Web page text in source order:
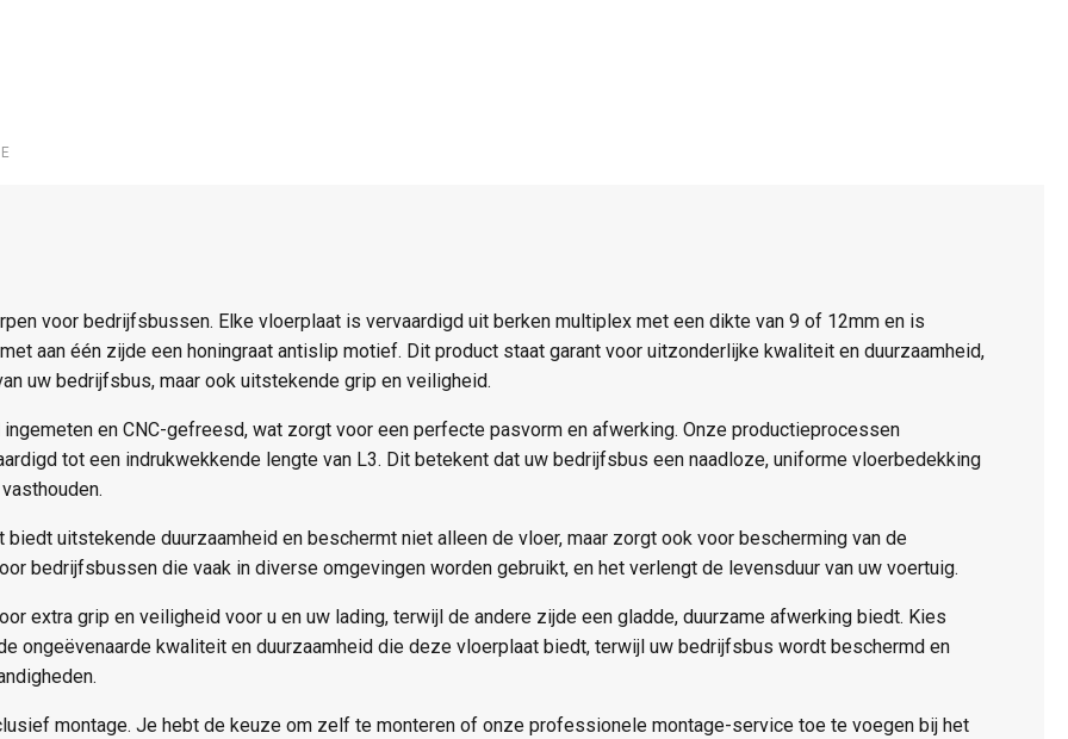
voor bedrijfsbussen. Elke vloerplaat is vervaardigd uit berken multiplex met een dikte van 9 of 12mm en is
aan één zijde een honingraat antislip motief. Dit product staat garant voor uitzonderlijke kwaliteit en duurzaamheid,
uw bedrijfsbus, maar ook uitstekende grip en veiligheid.
en CNC-gefreesd, wat zorgt voor een perfecte pasvorm en afwerking. Onze productieprocessen
tot een indrukwekkende lengte van L3. Dit betekent dat uw bedrijfsbus een naadloze, uniforme vloerbedekking
uitstekende duurzaamheid en beschermt niet alleen de vloer, maar zorgt ook voor bescherming van de
bedrijfsbussen die vaak in diverse omgevingen worden gebruikt, en het verlengt de levensduur van uw voertuig.
extra grip en veiligheid voor u en uw lading, terwijl de andere zijde een gladde, duurzame afwerking biedt. Kies
ongeëvenaarde kwaliteit en duurzaamheid die deze vloerplaat biedt, terwijl uw bedrijfsbus wordt beschermd en
montage. Je hebt de keuze om zelf te monteren of onze professionele montage-service toe te voegen bij het